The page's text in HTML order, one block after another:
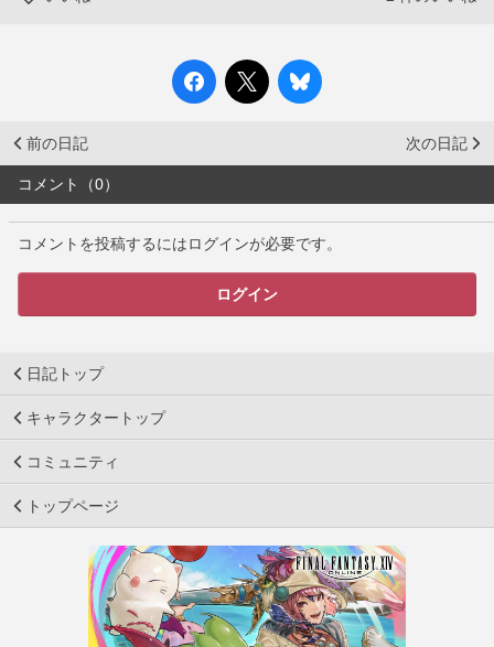
前の日記 次の日記
コメント（0）
コメントを投稿するにはログインが必要です。
ログイン
日記トップ
キャラクタートップ
コミュニティ
トップページ